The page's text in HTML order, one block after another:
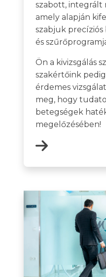
szabott, integrált
amely alapján
szabjuk
és
Ön a kivizsgálás
szakértőink
érdemes
meg, hogy
betegségek
megelőzésében!